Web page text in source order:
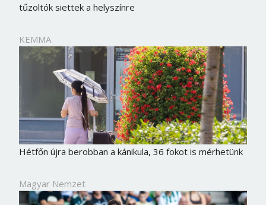
tűzoltók siettek a helyszínre
KEMMA
Hétfőn újra berobban a kánikula, 36 fokot is mérhetünk
Magyar Nemzet